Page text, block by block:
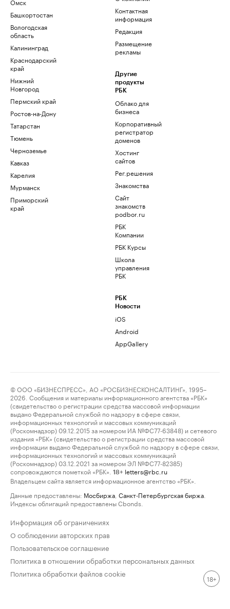
Башкортостан
Вологодская
область
Калининград
Краснодарский
край
Нижний
Новгород
Пермский край
Ростов-на-Дону
Татарстан
Тюмень
Черноземье
Кавказ
Карелия
Мурманск
Приморский
край
Контактная
информация
Редакция
Размещение
рекламы
Другие
продукты
РБК
Облако для
бизнеса
Корпоративный
регистратор
доменов
Хостинг
сайтов
Рег.решения
Знакомства
Сайт
знакомств
podbor.ru
РБК
Компании
РБК Курсы
Школа
управления
РБК
РБК
Новости
iOS
Android
AppGallery
© ООО «БИЗНЕСПРЕСС», АО «РОСБИЗНЕСКОНСАЛТИНГ», 1995–
2026. Сообщения и материалы информационного агентства «РБК»
(свидетельство о регистрации средства массовой информации
выдано Федеральной службой по надзору в сфере связи,
информационных технологий и массовых коммуникаций
(Роскомнадзор) 09.12.2015 за номером ИА №ФС77-63848) и сетевого
издания «РБК» (свидетельство о регистрации средства массовой
информации выдано Федеральной службой по надзору в сфере связи,
информационных технологий и массовых коммуникаций
(Роскомнадзор) 03.12.2021 за номером ЭЛ №ФС77-82385)
сопровождаются пометкой «РБК».
18+ letters@rbc.ru
Владельцем сайта является информационное агентство «РБК».
Данные предоставлены: Мосбиржа Санкт-Петербургская биржа
Индексы облигаций предоставлены Cbonds.
Информация об ограничениях
О соблюдении авторских прав
Пользовательское соглашение
Политика в отношении обработки персональных данных
Политика обработки файлов cookie
18+